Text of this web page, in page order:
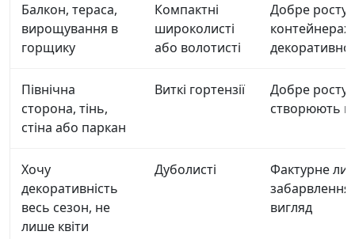
Балкон, тераса,
вирощування в
горщику
Компактні
широколисті
або волотисті
Добре
декоративно
Північна
сторона, тінь,
стіна або паркан
Виткі гортензії
Добре
створюють
Хочу
декоративність
весь сезон, не
лише квіти
Дуболисті
Фактурне
вигляд